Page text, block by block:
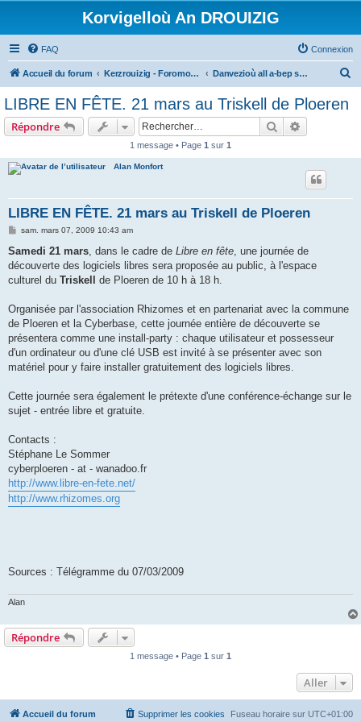
Korvigelloù An DROUIZIG
FAQ Connexion
Accueil du forum Kerzrouizig - Foromoù An Drouizig Danvezioù all a-bep seurt
LIBRE EN FÊTE. 21 mars au Triskell de Ploeren
Répondre Rechercher
1 message • Page 1 sur 1
Alan Monfort
LIBRE EN FÊTE. 21 mars au Triskell de Ploeren
M
s
a
g
sam. mars 07, 2009 10:43 am
Samedi 21 mars, dans le cadre de Libre en fête, une journée de
découverte des logiciels libres sera proposée au public, à l'espace
culturel du Triskell de Ploeren de 10 h à 18 h.
Organisée par l'association Rhizomes et en partenariat avec la commune
de Ploeren et la Cyberbase, cette journée entière de découverte se
présentera comme une install-party : chaque utilisateur et possesseur
d'un ordinateur ou d'une clé USB est invité à se présenter avec son
matériel pour y faire installer gratuitement des logiciels libres.
Cette journée sera également le prétexte d'une conférence-échange sur le
sujet - entrée libre et gratuite.
Contacts :
Stéphane Le Sommer
cyberploeren - at - wanadoo.fr
http://www.libre-en-fete.net/
http://www.rhizomes.org
Sources : Télégramme du 07/03/2009
Alan
Répondre
1 message • Page 1 sur 1
Aller
Accueil du forum Fuseau horaire sur UTC+01:00
Supprimer les cookies